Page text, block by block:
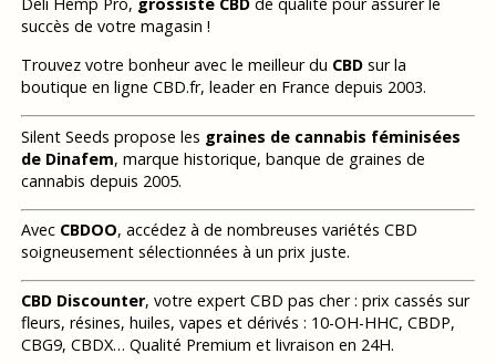
Deli Hemp Pro, grossiste CBDde qualité pour assurer le
succès de votre magasin !
Trouvez votre bonheur avec le meilleur du CBDsur la
boutique en ligne CBD.fr, leader en France depuis 2003.
Silent Seeds propose les graines de cannabis féminisées
de Dinafem, marque historique, banque de graines de
cannabis depuis 2005.
Avec CBDOO, accédez à de nombreuses variétés CBD
soigneusement sélectionnées à un prix juste.
CBD Discounter, votre expert CBD pas cher : prix cassés sur
fleurs, résines, huiles, vapes et dérivés : 10-OH-HHC, CBDP,
CBG9, CBDX… Qualité Premium et livraison en 24H.